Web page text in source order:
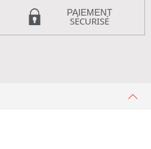
PAIEMENT
SÉCURISÉ